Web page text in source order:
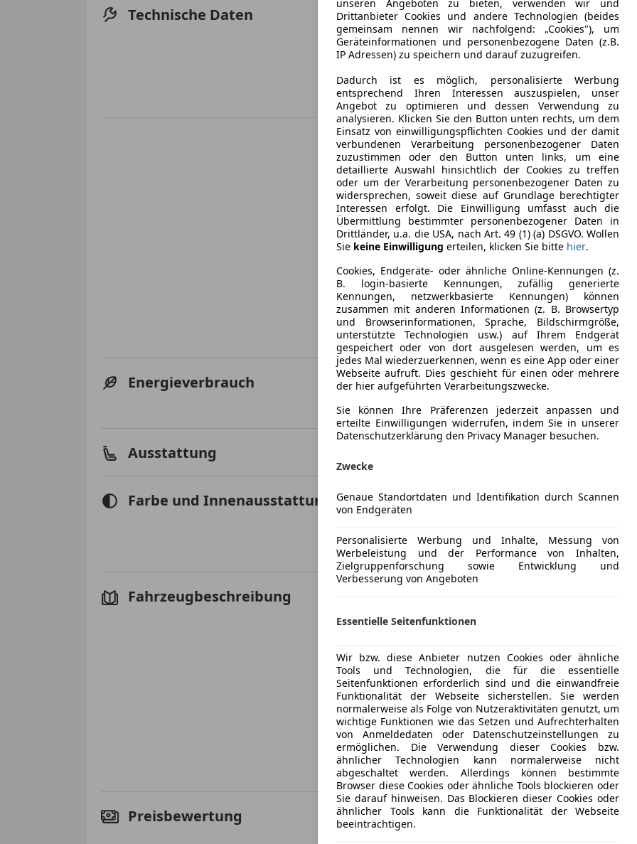
Technische Daten Leistung
133 kW
Getriebe
Hubraum
Gänge
8
Energieverbrauch Anderer Energieträger
Elektrische Reichweite
59 km
Ausstattung
Elektrische
Getönte
Sitzheizung
Tempomat
Unterhaltung/Media
Android
Apple
Bluetooth
Farbe und Innenausstattung Außenfarbe
Silber
Artense
Lackierung
Andere
Fahrzeugbeschreibung
Peugeot 508 SW Plug-in Hybrid GT –
Sportlich, effizient und luxuriös
Zum Verkauf steht ein neuwertigerPeugeot 508
2025, mit lediglich200 Kilometern.
Das Fahrzeug befindet sich inabsolutem
sportliches Design, modernste Hybridtechnologie
beeindruckende Weise.
In der exklusiven GT-Ausstattungüberzeugt der
dynamischen Auftritt, hochwertigen Materialien
Mehr anzeigen
Preisbewertung Mehr anzeigen
unseren Angeboten zu bieten, verwenden wir und
Drittanbieter Cookies und andere Technologien (beides
gemeinsam nennen wir nachfolgend: „Cookies"), um
Geräteinformationen und personenbezogene Daten (z.B.
IP Adressen) zu speichern und darauf zuzugreifen.
Dadurch ist es möglich, personalisierte Werbung
entsprechend Ihren Interessen auszuspielen, unser
Angebot zu optimieren und dessen Verwendung zu
analysieren. Klicken Sie den Button unten rechts, um dem
Einsatz von einwilligungspflichten Cookies und der damit
verbundenen Verarbeitung personenbezogener Daten
zuzustimmen oder den Button unten links, um eine
detaillierte Auswahl hinsichtlich der Cookies zu treffen
oder um der Verarbeitung personenbezogener Daten zu
widersprechen, soweit diese auf Grundlage berechtigter
Interessen erfolgt. Die Einwilligung umfasst auch die
Übermittlung bestimmter personenbezogener Daten in
Drittländer, u.a. die USA, nach Art. 49 (1) (a) DSGVO. Wollen
Sie keine Einwilligung erteilen, klicken Sie bitte hier.
Cookies, Endgeräte- oder ähnliche Online-Kennungen (z.
B. login-basierte Kennungen, zufällig generierte
Kennungen, netzwerkbasierte Kennungen) können
zusammen mit anderen Informationen (z. B. Browsertyp
und Browserinformationen, Sprache, Bildschirmgröße,
unterstützte Technologien usw.) auf Ihrem Endgerät
gespeichert oder von dort ausgelesen werden, um es
jedes Mal wiederzuerkennen, wenn es eine App oder einer
Webseite aufruft. Dies geschieht für einen oder mehrere
der hier aufgeführten Verarbeitungszwecke.
Sie können Ihre Präferenzen jederzeit anpassen und
erteilte Einwilligungen widerrufen, indem Sie in unserer
Datenschutzerklärung den Privacy Manager besuchen.
Zwecke
Genaue Standortdaten und Identifikation durch Scannen
von Endgeräten
Personalisierte Werbung und Inhalte, Messung von
Werbeleistung und der Performance von Inhalten,
Zielgruppenforschung sowie Entwicklung und
Verbesserung von Angeboten
Essentielle Seitenfunktionen
Wir bzw. diese Anbieter nutzen Cookies oder ähnliche
Tools und Technologien, die für die essentielle
Seitenfunktionen erforderlich sind und die einwandfreie
Funktionalität der Webseite sicherstellen. Sie werden
normalerweise als Folge von Nutzeraktivitäten genutzt, um
wichtige Funktionen wie das Setzen und Aufrechterhalten
von Anmeldedaten oder Datenschutzeinstellungen zu
ermöglichen. Die Verwendung dieser Cookies bzw.
ähnlicher Technologien kann normalerweise nicht
abgeschaltet werden. Allerdings können bestimmte
Browser diese Cookies oder ähnliche Tools blockieren oder
Sie darauf hinweisen. Das Blockieren dieser Cookies oder
ähnlicher Tools kann die Funktionalität der Webseite
beeinträchtigen.